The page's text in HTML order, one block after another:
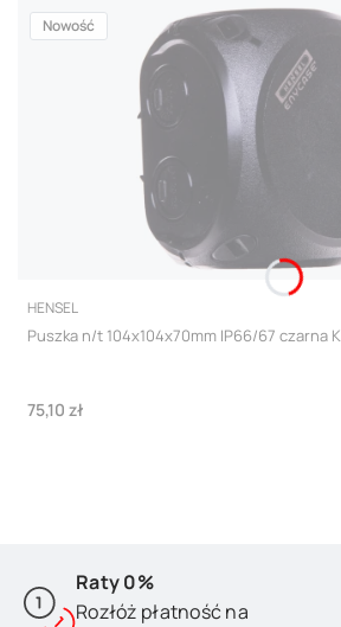
Nowość
PRODUCENT
HENSEL
Puszka n/t 104x104x70mm IP66/67 czarna
Cena
75,10 zł
Raty 0%
Rozłóż płatność na